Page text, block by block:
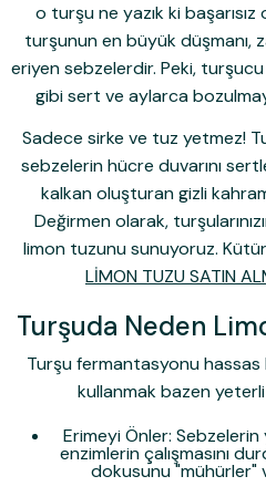
o turşu ne yazık ki başarısız
turşunun en büyük düşmanı,
eriyen sebzelerdir. Peki,
gibi sert ve aylarca
Sadece sirke ve tuz yetmez!
sebzelerin hücre duvarını
kalkan oluşturan gizli
Değirmen olarak,
limon tuzunu sunuyoruz.
LİMON TUZU SATIN
Turşuda Neden
Turşu fermantasyonu
kullanmak bazen
Erimeyi Önler: Sebzelerin
enzimlerin çalışmasını
dokusunu "mühürler"